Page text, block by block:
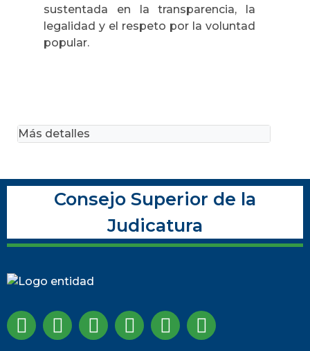
sustentada en la transparencia, la
legalidad y el respeto por la voluntad
popular.
Más detalles
Consejo Superior de la
Judicatura